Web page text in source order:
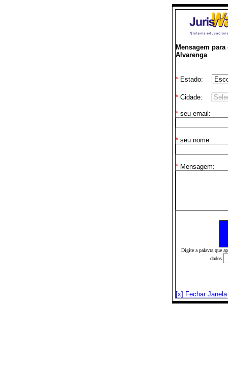
Mensagem
Alvarenga
*Estado:
*Cidade:
*seu email:
*seu nome:
*Mensagem:
Digite a palavra que
dados
[x] Fechar Janela